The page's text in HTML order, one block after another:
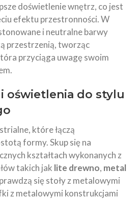
doświetlenie wnętrz, co jest
efektu przestronności. W
i neutralne barwy
przestrzenią, tworząc
przyciąga uwagę swoim
oświetlenia do stylu
które łączą
formy. Skup się na
kształtach wykonanych z
takich jak lite drewno, metal
się stoły z metalowymi
z metalowymi konstrukcjami